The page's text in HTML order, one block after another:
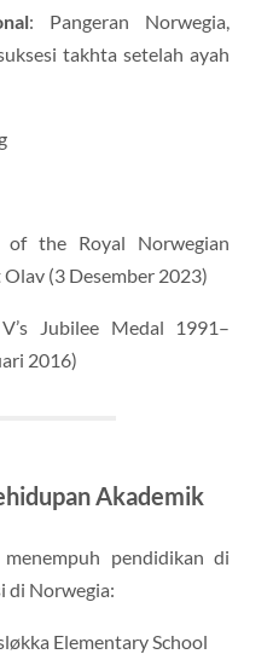
: Pangeran Norwegia,
takhta setelah ayah
of the Royal Norwegian
(3 Desember 2023)
Jubilee Medal 1991–
2016)
Akademik
pendidikan di
di Norwegia:
Elementary School